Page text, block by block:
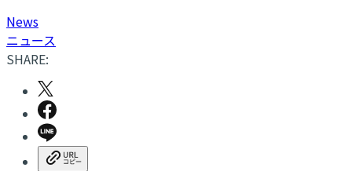
News
ニュース
SHARE: